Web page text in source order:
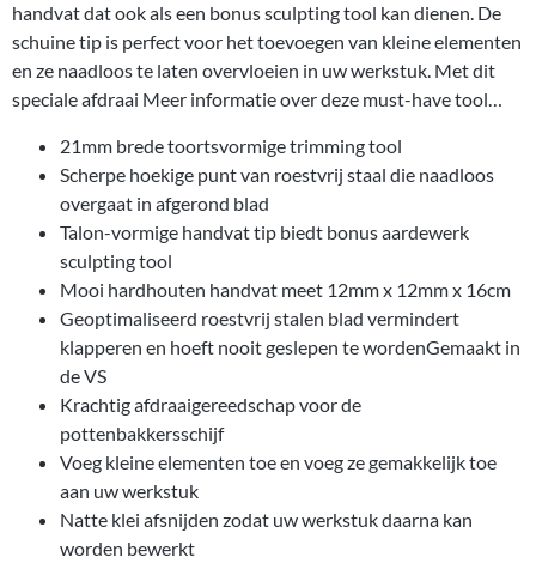
handvat dat ook als een bonus sculpting tool kan dienen. De
schuine tip is perfect voor het toevoegen van kleine elementen
en ze naadloos te laten overvloeien in uw werkstuk. Met dit
speciale afdraai Meer informatie over deze must-have tool…
21mm brede toortsvormige trimming tool
Scherpe hoekige punt van roestvrij staal die naadloos
overgaat in afgerond blad
Talon-vormige handvat tip biedt bonus aardewerk
sculpting tool
Mooi hardhouten handvat meet 12mm x 12mm x 16cm
Geoptimaliseerd roestvrij stalen blad vermindert
klapperen en hoeft nooit geslepen te wordenGemaakt in
de VS
Krachtig afdraaigereedschap voor de
pottenbakkersschijf
Voeg kleine elementen toe en voeg ze gemakkelijk toe
aan uw werkstuk
Natte klei afsnijden zodat uw werkstuk daarna kan
worden bewerkt